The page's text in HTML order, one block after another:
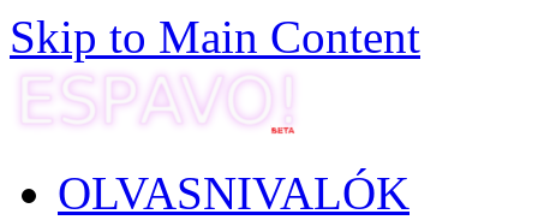
Skip to Main Content
OLVASNIVALÓK